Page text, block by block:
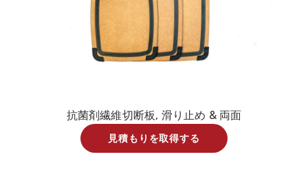
抗菌剤繊維切断板, 滑り止め & 両面
見積もりを取得する